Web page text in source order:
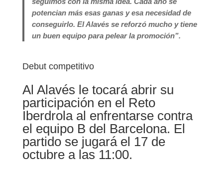
potencian más esas ganas y esa necesidad de
conseguirlo. El Alavés se reforzó mucho y tiene
un buen equipo para pelear la promoción”.
Debut competitivo
Al Alavés le tocará abrir su
participación en el Reto
Iberdrola al enfrentarse contra
el equipo B del Barcelona. El
partido se jugará el 17 de
octubre a las 11:00.